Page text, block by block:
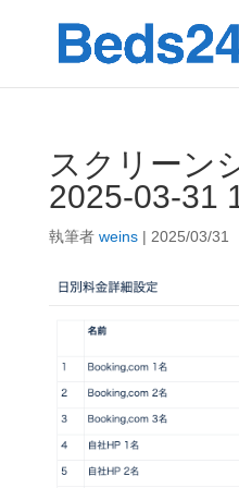
スクリーン
2025-03-31
執筆者 weins| 2025/03/31